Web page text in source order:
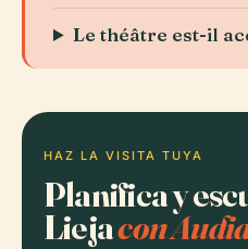
Le théâtre est-il
HAZ LA VISITA TUYA
Planifica y
Liejacon